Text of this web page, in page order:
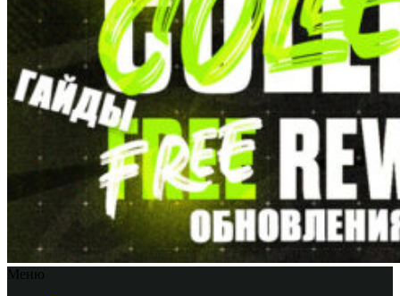
Меню